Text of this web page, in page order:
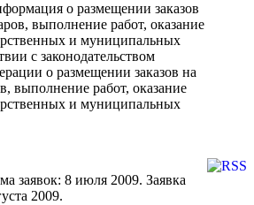
о размещении заказов
выполнение работ, оказание
и муниципальных
с законодательством
о размещении заказов на
выполнение работ, оказание
и муниципальных
заявок: 8 июля 2009. Заявка
2009.